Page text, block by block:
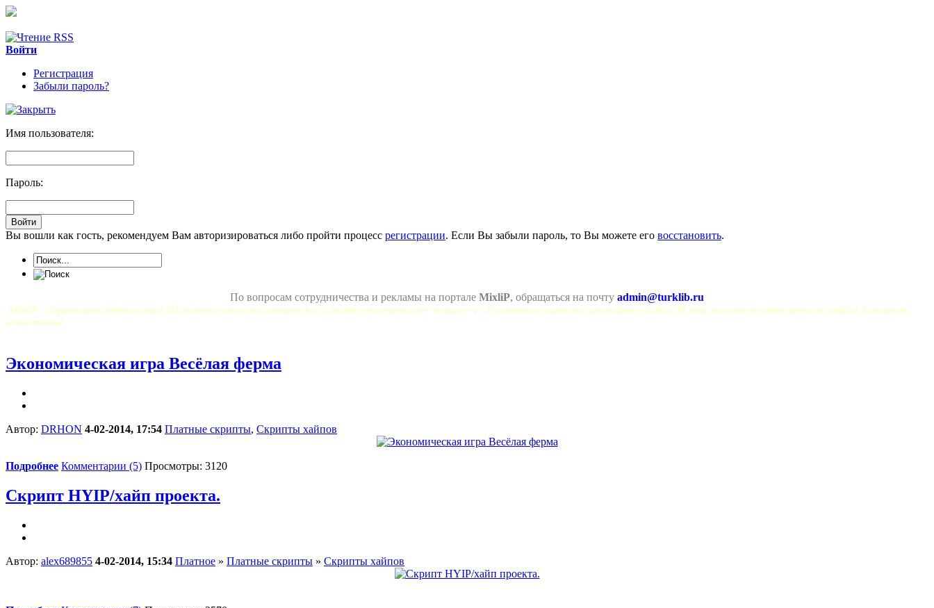
Войти
Регистрация
Забыли пароль?
Имя пользователя:
Пароль:
Вы вошли как гость, рекомендуем Вам авторизироваться либо пройти процесс регистрации. Если Вы забыли пароль, то Вы можете его восстановить.
По вопросам сотрудничества и рекламы на портале MixliP, обращаться на почту admin@turklib.ru
MixliP - Территория вебмастера! На нашем сайте вы найдете все для веб-мастеров и не только =) ! Различные скрипты для вашего сайта. И еще на нашем сайте немало софта! Заходи не
пожалеешь!
Экономическая игра Весёлая ферма
Автор: DRHON 4-02-2014, 17:54 Платные скрипты, Скрипты хайпов
Подробнее Комментарии (5) Просмотры: 3120
Скрипт HYIP/хайп проекта.
Автор: alex689855 4-02-2014, 15:34 Платное » Платные скрипты » Скрипты хайпов